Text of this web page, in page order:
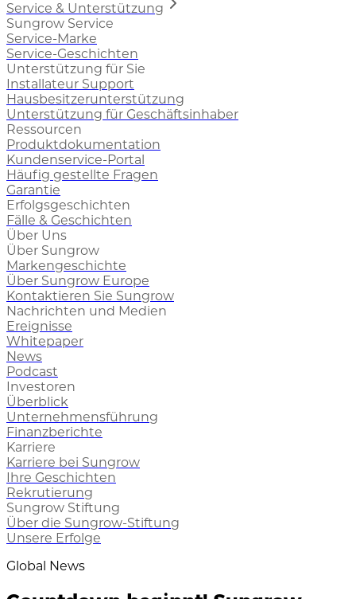
Service & Unterstützung
Sungrow Service
Service-Marke
Service-Geschichten
Unterstützung für Sie
Installateur Support
Hausbesitzerunterstützung
Unterstützung für Geschäftsinhaber
Ressourcen
Produktdokumentation
Kundenservice-Portal
Häufig gestellte Fragen
Garantie
Erfolgsgeschichten
Fälle & Geschichten
Über Uns
Über Sungrow
Markengeschichte
Über Sungrow Europe
Kontaktieren Sie Sungrow
Nachrichten und Medien
Ereignisse
Whitepaper
News
Podcast
Investoren
Überblick
Unternehmensführung
Finanzberichte
Karriere
Karriere bei Sungrow
Ihre Geschichten
Rekrutierung
Sungrow Stiftung
Über die Sungrow-Stiftung
Unsere Erfolge
Global News